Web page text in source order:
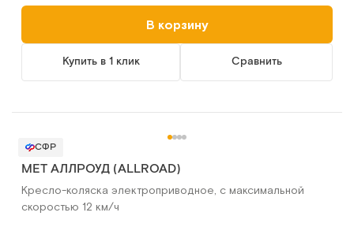
В корзину
Купить в 1 клик Сравнить
СФР
MET АЛЛРОУД (ALLROAD)
Кресло-коляска электроприводное, с максимальной
скоростью 12 км/ч